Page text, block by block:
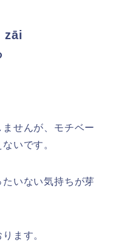
zāi
せんが、モチベー
いです。
いない気持ちが芽
ます。